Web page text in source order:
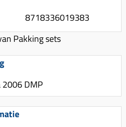
8718336019383
Pakking sets
DMP